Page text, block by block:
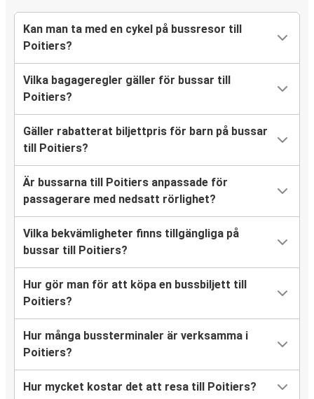
Kan man ta med en cykel på bussresor till
Poitiers?
Vilka bagageregler gäller för bussar till
Poitiers?
Gäller rabatterat biljettpris för barn på bussar
till Poitiers?
Är bussarna till Poitiers anpassade för
passagerare med nedsatt rörlighet?
Vilka bekvämligheter finns tillgängliga på
bussar till Poitiers?
Hur gör man för att köpa en bussbiljett till
Poitiers?
Hur många bussterminaler är verksamma i
Poitiers?
Hur mycket kostar det att resa till Poitiers?